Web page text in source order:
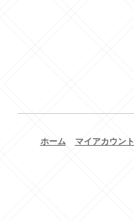
ホーム マイアカウント